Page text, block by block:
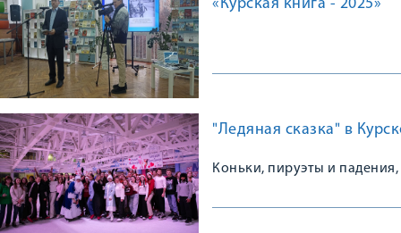
«Курская книга - 2025»
"Ледяная сказка" в
Коньки, пируэты и